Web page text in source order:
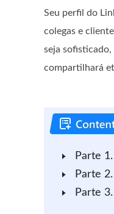
Seu perfil do
colegas e
seja
compartilhará
Parte
Parte
Parte